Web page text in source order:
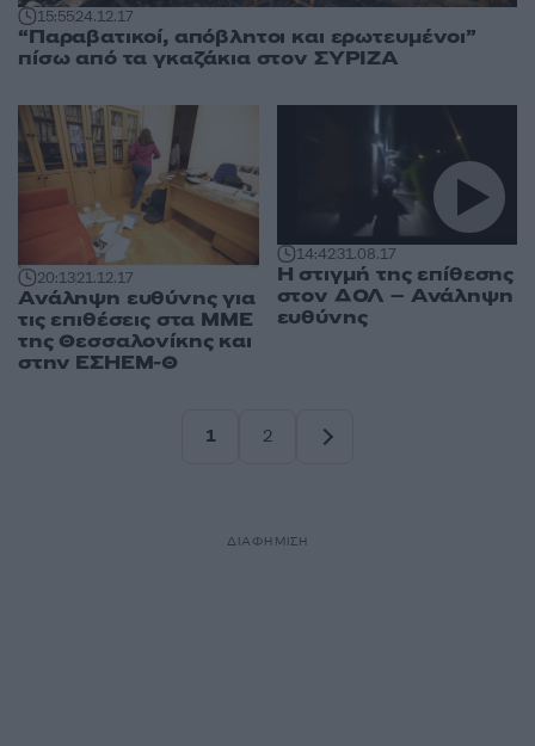
15:5524.12.17
“Παραβατικοί, απόβλητοι και ερωτευμένοι”
πίσω από τα γκαζάκια στον ΣΥΡΙΖΑ
20:1321.12.17
Ανάληψη ευθύνης για
τις επιθέσεις στα ΜΜΕ
της Θεσσαλονίκης και
στην ΕΣΗΕΜ-Θ
14:4231.08.17
Η στιγμή της επίθεσης
στον ΔΟΛ – Ανάληψη
ευθύνης
1
2
ΔΙΑΦΗΜΙΣΗ